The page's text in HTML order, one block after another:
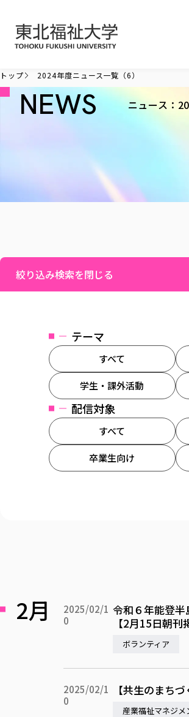
トップ 2024年度ニュース一覧（6）
NEWS ニュース：
絞り込み検索を閉じる
テーマ
すべて
学生・課外活動
配信対象
すべて
卒業生向け
2月
2025/02/1
0
令和６年能登
【2月15日朝刊
ボランティア
2025/02/1
0
【共生のまち
産業福祉マネジメ